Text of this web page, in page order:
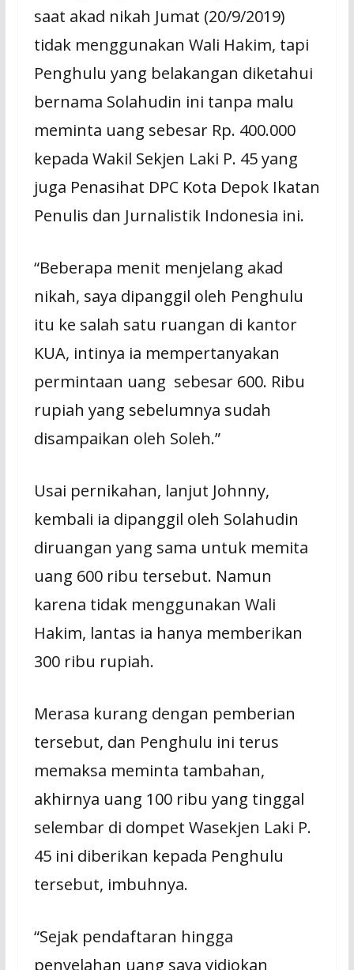
saat akad nikah Jumat (20/9/2019)
tidak menggunakan Wali Hakim, tapi
Penghulu yang belakangan diketahui
bernama Solahudin ini tanpa malu
meminta uang sebesar Rp. 400.000
kepada Wakil Sekjen Laki P. 45 yang
juga Penasihat DPC Kota Depok Ikatan
Penulis dan Jurnalistik Indonesia ini.
“Beberapa menit menjelang akad
nikah, saya dipanggil oleh Penghulu
itu ke salah satu ruangan di kantor
KUA, intinya ia mempertanyakan
permintaan uang sebesar 600. Ribu
rupiah yang sebelumnya sudah
disampaikan oleh Soleh.”
Usai pernikahan, lanjut Johnny,
kembali ia dipanggil oleh Solahudin
diruangan yang sama untuk memita
uang 600 ribu tersebut. Namun
karena tidak menggunakan Wali
Hakim, lantas ia hanya memberikan
300 ribu rupiah.
Merasa kurang dengan pemberian
tersebut, dan Penghulu ini terus
memaksa meminta tambahan,
akhirnya uang 100 ribu yang tinggal
selembar di dompet Wasekjen Laki P.
45 ini diberikan kepada Penghulu
tersebut, imbuhnya.
“Sejak pendaftaran hingga
penyelahan uang saya vidiokan